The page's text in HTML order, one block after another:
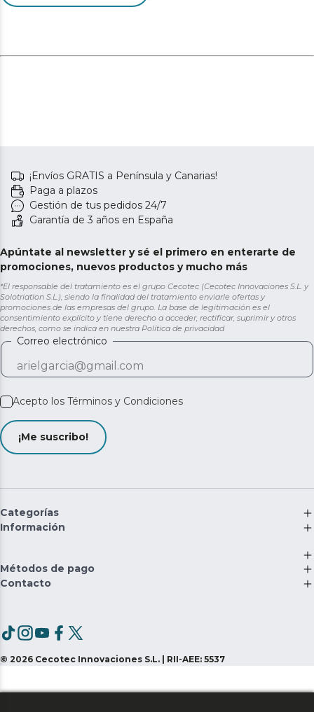
¡Envíos GRATIS a Península y Canarias!
Paga a plazos
Gestión de tus pedidos 24/7
Garantía de 3 años en España
Apúntate al newsletter y sé el primero en enterarte de
promociones, nuevos productos y mucho más
*El responsable del tratamiento es el grupo Cecotec (Cecotec Innovaciones S.L. y
Solotriatlon S.L.), siendo la finalidad del tratamiento enviarle ofertas y
promociones de las empresas del grupo. La base de legitimación es el
consentimiento explícito y tiene derecho a acceder, rectificar, suprimir y otros
derechos, como se indica en nuestra Política de privacidad
Correo electrónico
Acepto los Términos y Condiciones
¡Me suscribo!
Categorías
Información
Métodos de pago
Contacto
© 2026 Cecotec Innovaciones S.L. | RII-AEE: 5537